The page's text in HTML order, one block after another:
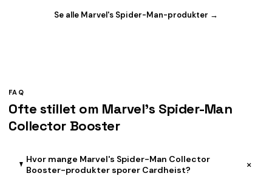
Se alle Marvel's Spider-Man-produkter →
FAQ
Ofte stillet om Marvel's Spider-Man
Collector Booster
Hvor mange Marvel's Spider-Man Collector
Booster-produkter sporer Cardheist?
+